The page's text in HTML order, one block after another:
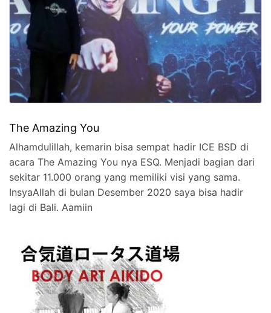
The Amazing You
Alhamdulillah, kemarin bisa sempat hadir ICE BSD di
acara The Amazing You nya ESQ. Menjadi bagian dari
sekitar 11.000 orang yang memiliki visi yang sama.
InsyaAllah di bulan Desember 2020 saya bisa hadir
lagi di Bali. Aamiin